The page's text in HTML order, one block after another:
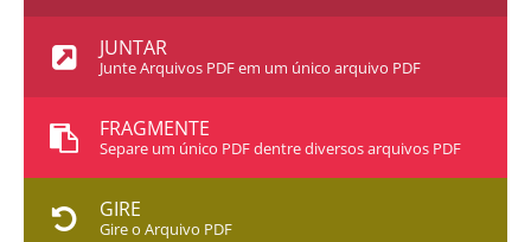
JUNTAR
Junte Arquivos PDF em um único arquivo PDF
FRAGMENTE
Separe um único PDF dentre diversos arquivos PDF
GIRE
Gire o Arquivo PDF